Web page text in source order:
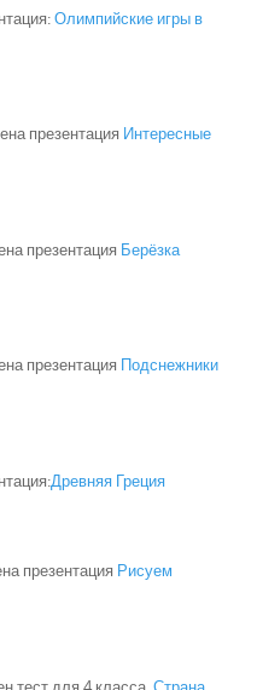
Олимпийские игры в
презентация Интересные
презентация Берёзка
презентация Подснежники
Древняя Греция
презентация Рисуем